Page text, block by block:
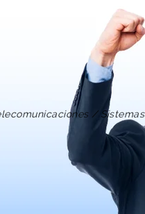
/ Sistemas